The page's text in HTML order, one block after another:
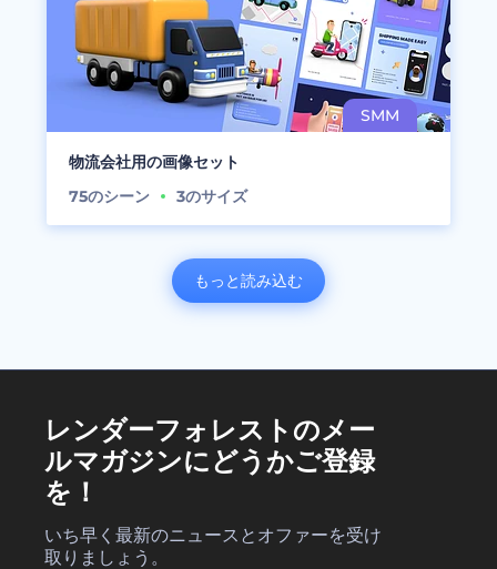
物流会社用の画像セット
75のシーン 3のサイズ
もっと読み込む
レンダーフォレストのメー
ルマガジンにどうかご登録
を！
いち早く最新のニュースとオファーを受け
取りましょう。